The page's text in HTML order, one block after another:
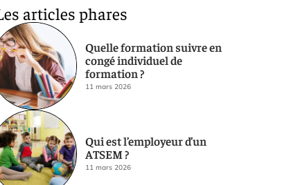
articles phares
Quelle formation suivre en
congé individuel de
formation ?
11 mars 2026
Qui est l’employeur d’un
ATSEM ?
11 mars 2026